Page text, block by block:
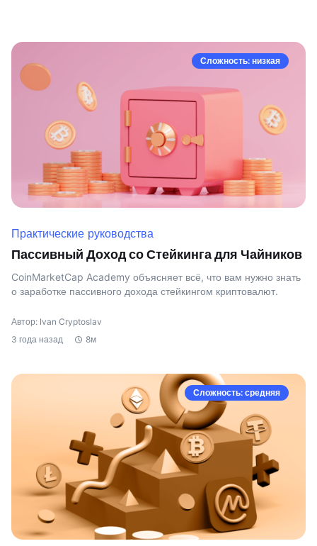
Сложность: низкая
Практические руководства
Пассивный Доход со Стейкинга для Чайников
CoinMarketCap Academy объясняет всё, что вам нужно знать
о заработке пассивного дохода стейкингом криптовалют.
Автор: Ivan Cryptoslav
3 года назад
8м
Сложность: средняя